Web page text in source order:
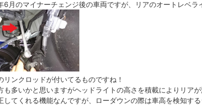
6月のマイナーチェンジ後の車両ですが、リアのオートレベ
リンクロッドが付いてるものですね！
も多いかと思いますがヘッドライトの高さを積載によりリア
してくれる機能なんですが、ローダウンの際は車高を検知す